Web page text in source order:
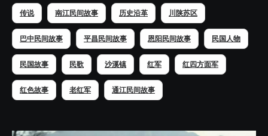
传说 南江民间故事 历史沿革 川陕苏区
巴中民间故事 平昌民间故事 恩阳民间故事 民国人物
民国故事 民歌 沙溪镇 红军 红四方面军
红色故事 老红军 通江民间故事